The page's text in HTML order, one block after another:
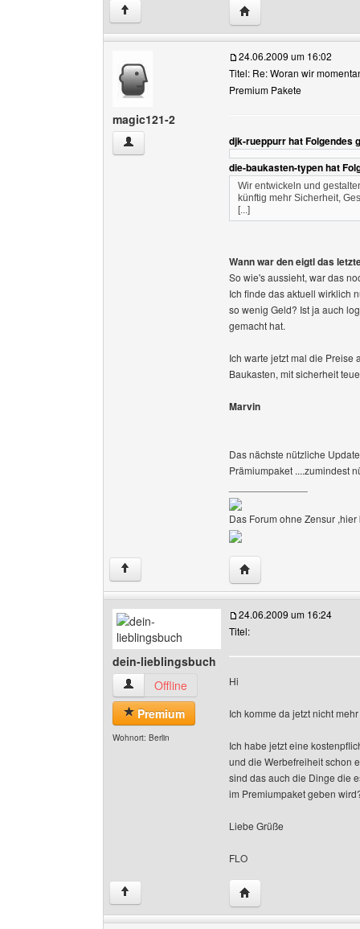
↑ Website dieses
magic121-2
magic121-2 Benutzer-Profile anzeigen
24.06.2009 um 16:02
Titel: Re: Woran wir
Premium Pakete
djk-rueppurr hat Folgendes
die-baukasten-typen hat
Wir entwickeln und
künftig mehr Sicherheit,
[...]
Wann war den eigtl das
So wie's aussieht, war das
Ich finde das aktuell wirklich
so wenig Geld? Ist ja auch
gemacht hat.
Ich warte jetzt mal die Preise
Baukasten, mit sicherheit
Marvin
Das nächste nützliche
Prämiumpaket ....zumindest
Das Forum ohne Zensur
↑ Website dieses
dein-lieblingsbuch
dein-lieblingsbuch Benutzer-Profile anzeigen
Offline
Premium
Wohnort: Berlin
24.06.2009 um 16:24
Titel:
Hi
Ich komme da jetzt nicht
Ich habe jetzt eine
und die Werbefreiheit schon
sind das auch die Dinge die
im Premiumpaket geben
Liebe Grüße
FLO
↑ Website dieses